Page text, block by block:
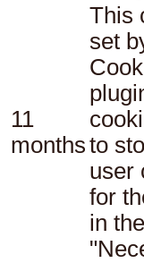
11
months
This
set
to
user
for
in